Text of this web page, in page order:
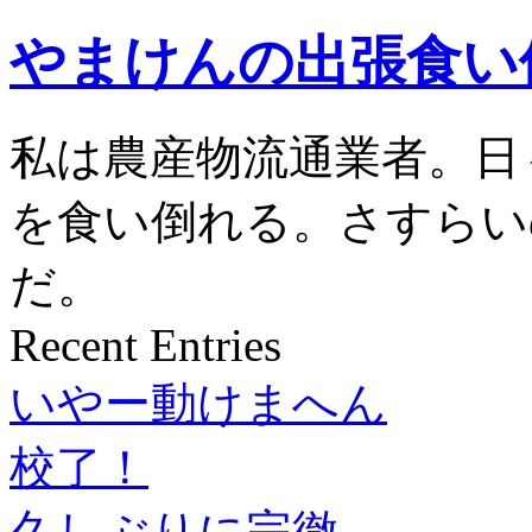
やまけんの出張食
私は農産物流通業者。
を食い倒れる。さすら
だ。
Recent Entries
いやー動けまへん
校了！